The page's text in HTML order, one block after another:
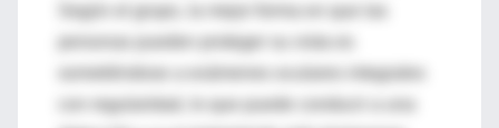
Según el grupo, la mejor forma en que las
personas pueden proteger su vista es
sometiéndose a exámenes oculares integrales
con regularidad, lo que puede conducir a una